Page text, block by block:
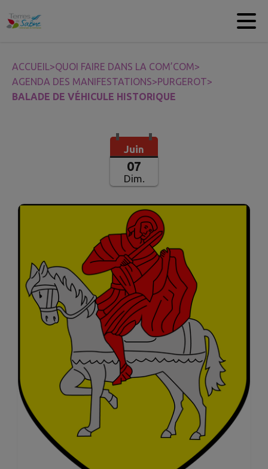
Contenu
ACCUEIL>QUOI FAIRE DANS LA COM’COM>
AGENDA DES MANIFESTATIONS>PURGEROT>
BALADE DE VÉHICULE HISTORIQUE
Juin
07
Dim.